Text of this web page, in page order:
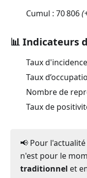
Cumul : 70 806(
📊 Indicateurs
Taux
Taux
Nombre de
Taux de
📢 Pour
n'est pour le
traditionnel et